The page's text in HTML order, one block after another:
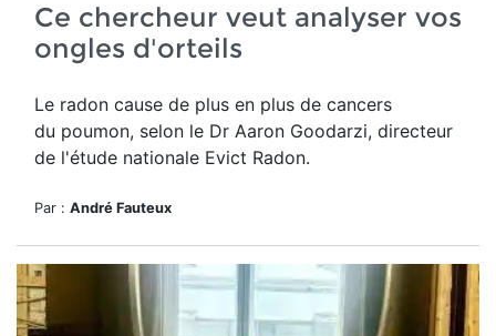
Ce chercheur veut analyser vos
ongles d'orteils
Le radon cause de plus en plus de cancers
du poumon, selon le Dr Aaron Goodarzi, directeur
de l'étude nationale Evict Radon.
Par : André Fauteux